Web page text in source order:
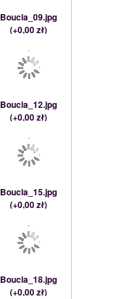
Boucla_09.jpg
(+0,00 zł)
Boucla_12.jpg
(+0,00 zł)
Boucla_15.jpg
(+0,00 zł)
Boucla_18.jpg
(+0,00 zł)